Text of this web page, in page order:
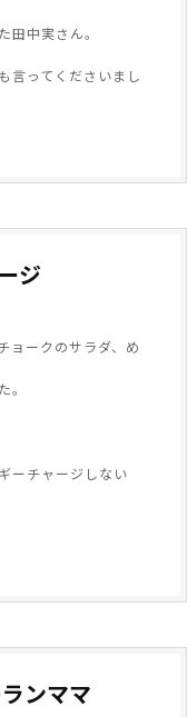
田中実さん。
言ってくださいまし
ジ
ョークのサラダ、め
。
ーチャージしない
ンママ